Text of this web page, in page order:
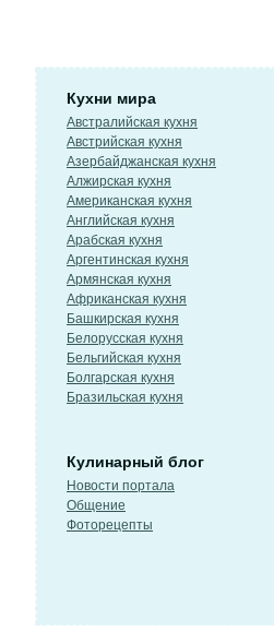
Кухни мира
Австралийская кухня
Австрийская кухня
Азербайджанская кухня
Алжирская кухня
Американская кухня
Английская кухня
Арабская кухня
Аргентинская кухня
Армянская кухня
Африканская кухня
Башкирская кухня
Белорусская кухня
Бельгийская кухня
Болгарская кухня
Бразильская кухня
Кулинарный блог
Новости портала
Общение
Фоторецепты